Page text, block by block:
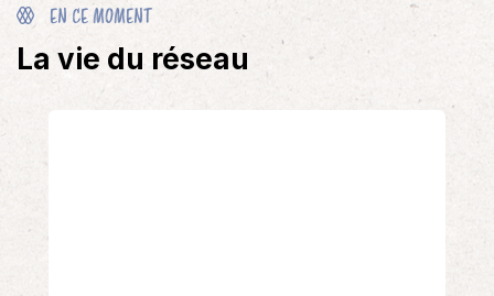
EN CE MOMENT
La vie du réseau